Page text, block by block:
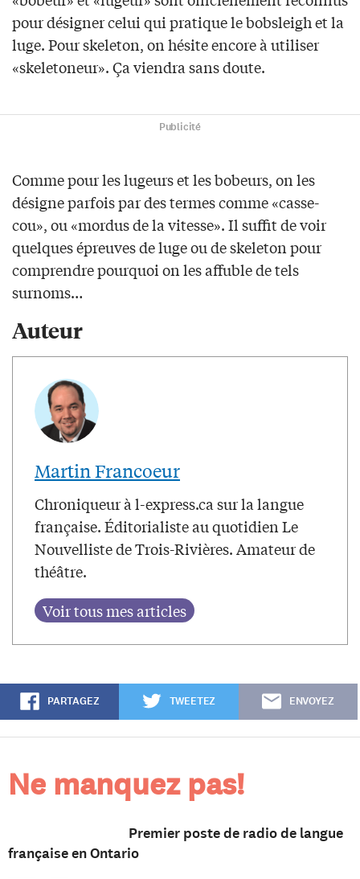
pour désigner celui qui pratique le bobsleigh et la
luge. Pour skeleton, on hésite encore à utiliser
«skeletoneur». Ça viendra sans doute.
Publicité
Comme pour les lugeurs et les bobeurs, on les
désigne parfois par des termes comme «casse-
cou», ou «mordus de la vitesse». Il suffit de voir
quelques épreuves de luge ou de skeleton pour
comprendre pourquoi on les affuble de tels
surnoms…
Auteur
Martin Francoeur
Chroniqueur à l-express.ca sur la langue
française. Éditorialiste au quotidien Le
Nouvelliste de Trois-Rivières. Amateur de
théâtre.
PARTAGEZ TWEETEZ ENVOYEZ
Ne manquez pas!
Premier poste de radio de langue
française en Ontario